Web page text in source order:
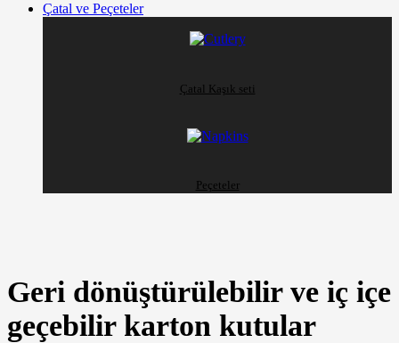
Çatal ve Peçeteler
Çatal Kaşık seti
Peçeteler
Geri dönüştürülebilir ve iç içe
geçebilir karton kutular